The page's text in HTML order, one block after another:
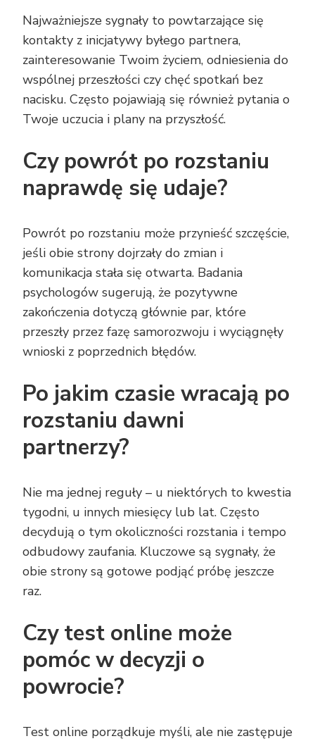
Najważniejsze sygnały to powtarzające się
kontakty z inicjatywy byłego partnera,
zainteresowanie Twoim życiem, odniesienia do
wspólnej przeszłości czy chęć spotkań bez
nacisku. Często pojawiają się również pytania o
Twoje uczucia i plany na przyszłość.
Czy powrót po rozstaniu
naprawdę się udaje?
Powrót po rozstaniu może przynieść szczęście,
jeśli obie strony dojrzały do zmian i
komunikacja stała się otwarta. Badania
psychologów sugerują, że pozytywne
zakończenia dotyczą głównie par, które
przeszły przez fazę samorozwoju i wyciągnęły
wnioski z poprzednich błędów.
Po jakim czasie wracają po
rozstaniu dawni
partnerzy?
Nie ma jednej reguły – u niektórych to kwestia
tygodni, u innych miesięcy lub lat. Często
decydują o tym okoliczności rozstania i tempo
odbudowy zaufania. Kluczowe są sygnały, że
obie strony są gotowe podjąć próbę jeszcze
raz.
Czy test online może
pomóc w decyzji o
powrocie?
Test online porządkuje myśli, ale nie zastępuje